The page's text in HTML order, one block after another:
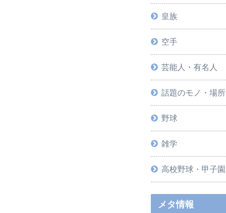
皇族
空手
芸能人・有名人
話題のモノ・場所
野球
雑学
高校野球・甲子園
メタ情報